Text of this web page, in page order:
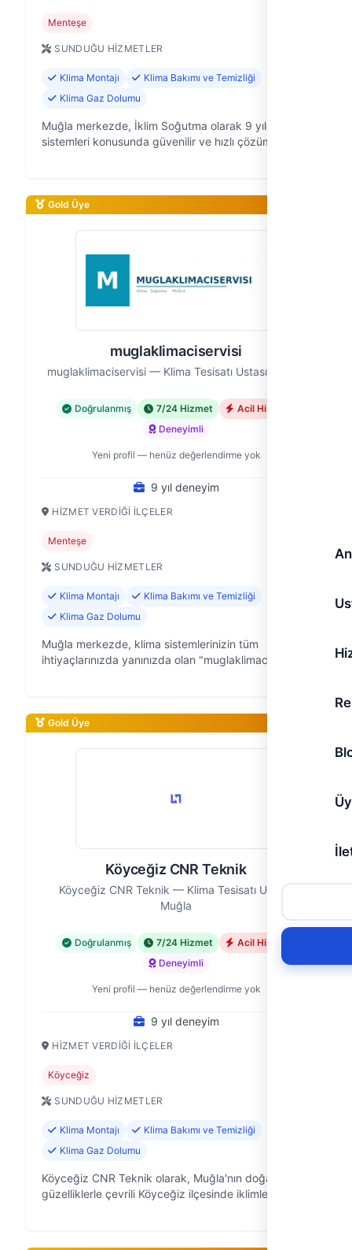
Menteşe
SUNDUĞU HIZMETLER
Klima Montajı
Klima Bakımı ve Temizliği
Klima Gaz Dolumu
Muğla merkezde, İklim Soğutma olarak 9 yıldır klima
sistemleri konusunda güvenilir ve hızlı çözümler
Gold Üye
muglaklimaciservisi
muglaklimaciservisi — Klima Tesisatı Ustası, Muğla
Doğrulanmış 7/24 Hizmet
Acil Hizmet
Deneyimli
Yeni profil — henüz değerlendirme yok
9 yıl deneyim
HIZMET VERDIĞI İLÇELER
Menteşe
SUNDUĞU HIZMETLER
Klima Montajı
Klima Bakımı ve Temizliği
Klima Gaz Dolumu
Muğla merkezde, klima sistemlerinizin tüm
ihtiyaçlarınızda yanınızda olan "muglaklimaciservisi"
Gold Üye
Köyceğiz CNR Teknik
Köyceğiz CNR Teknik — Klima Tesisatı Ustası,
Muğla
Doğrulanmış 7/24 Hizmet
Acil Hizmet
Deneyimli
Yeni profil — henüz değerlendirme yok
9 yıl deneyim
HIZMET VERDIĞI İLÇELER
Köyceğiz
SUNDUĞU HIZMETLER
Klima Montajı
Klima Bakımı ve Temizliği
Klima Gaz Dolumu
Köyceğiz CNR Teknik olarak, Muğla'nın doğal
güzelliklerle çevrili Köyceğiz ilçesinde iklimlendirme